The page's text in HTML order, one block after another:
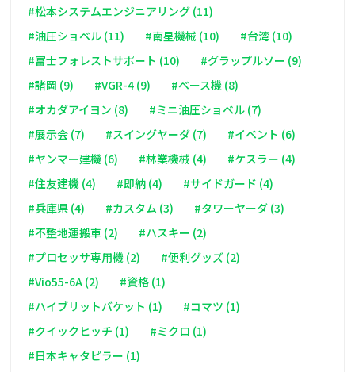
#松本システムエンジニアリング (11)
#油圧ショベル (11)
#南星機械 (10)
#台湾 (10)
#富士フォレストサポート (10)
#グラップルソー (9)
#諸岡 (9)
#VGR-4 (9)
#ベース機 (8)
#オカダアイヨン (8)
#ミニ油圧ショベル (7)
#展示会 (7)
#スイングヤーダ (7)
#イベント (6)
#ヤンマー建機 (6)
#林業機械 (4)
#ケスラー (4)
#住友建機 (4)
#即納 (4)
#サイドガード (4)
#兵庫県 (4)
#カスタム (3)
#タワーヤーダ (3)
#不整地運搬車 (2)
#ハスキー (2)
#プロセッサ専用機 (2)
#便利グッズ (2)
#Vio55-6A (2)
#資格 (1)
#ハイブリットバケット (1)
#コマツ (1)
#クイックヒッチ (1)
#ミクロ (1)
#日本キャタピラー (1)